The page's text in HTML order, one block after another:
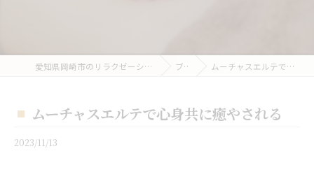
愛知県岡崎市のリラクゼーションならMUCHA SUERTE ブログ ムーチャスエルテで心身共に癒やされる
ムーチャスエルテで心身共に癒やされる
2023/11/13